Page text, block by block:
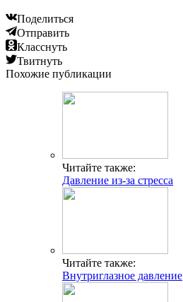
Поделиться
Отправить
Класснуть
Твитнуть
Похожие публикации
Читайте также:
Давление из-за стресса
Читайте также:
Внутриглазное давление